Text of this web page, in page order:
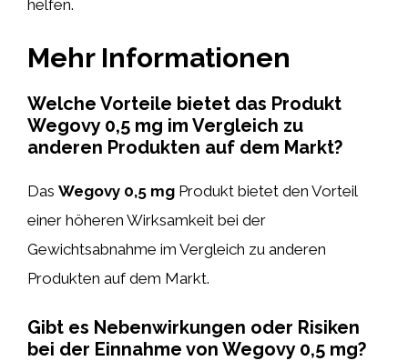
helfen.
Mehr Informationen
Welche Vorteile bietet das Produkt
Wegovy 0,5 mg im Vergleich zu
anderen Produkten auf dem Markt?
Das Wegovy 0,5 mg Produkt bietet den Vorteil
einer höheren Wirksamkeit bei der
Gewichtsabnahme im Vergleich zu anderen
Produkten auf dem Markt.
Gibt es Nebenwirkungen oder Risiken
bei der Einnahme von Wegovy 0,5 mg?